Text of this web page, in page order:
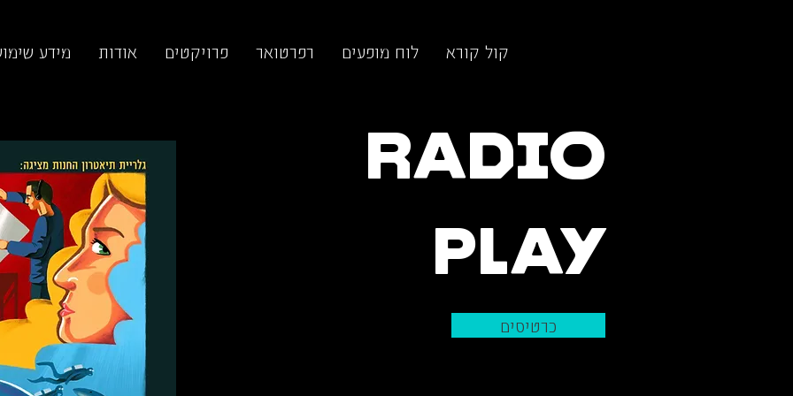
קול קורא לוח מופעים רפרטואר פרויקטים אודות מידע
Radio
Play
כרטיסים